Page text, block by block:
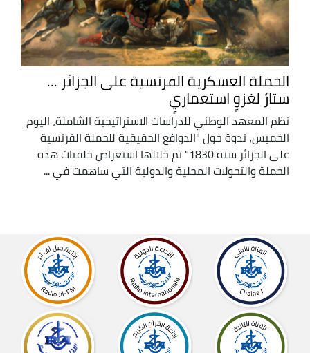
الحملة العسكرية الفرنسية على الجزائر ...
ستارٌ لغزوٍ استعماريٍ
نظم المعهد الوطني للدراسات الاستراتيجية الشاملة، اليوم
الخميس، ندوة حول "الدوافع الحقيقية للحملة الفرنسية
على الجزائر سنة 1830" تم خلالها استعراض خلفيات هذه
الحملة والتحولات المحلية والدولية التي ساهمت في ...